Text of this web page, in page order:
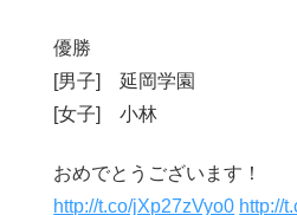
優勝
[男子] 延岡学園
[女子] 小林
おめでとうございます！
http://t.co/jXp27zVyo0 http://